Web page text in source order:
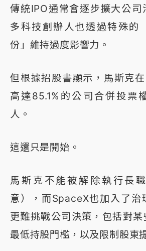
傳統IPO通常會逐步擴大公司
多科技創辦人也透過特殊的
份」維持過度影響力。
但根據招股書顯示，馬斯克
高達85.1%的公司合併投票
人。
這還只是開始。
馬斯克不能被解除執行長
意），而SpaceX也加入了治
更難挑戰公司決策，包括對
最低持股門檻，以及限制股東